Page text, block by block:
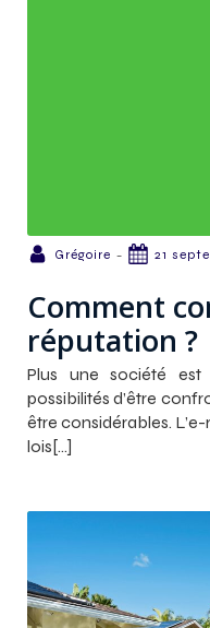
Grégoire - 21
Comment
réputation ?
Plus une société est
possibilités d’être
être considérables.
lois[…]